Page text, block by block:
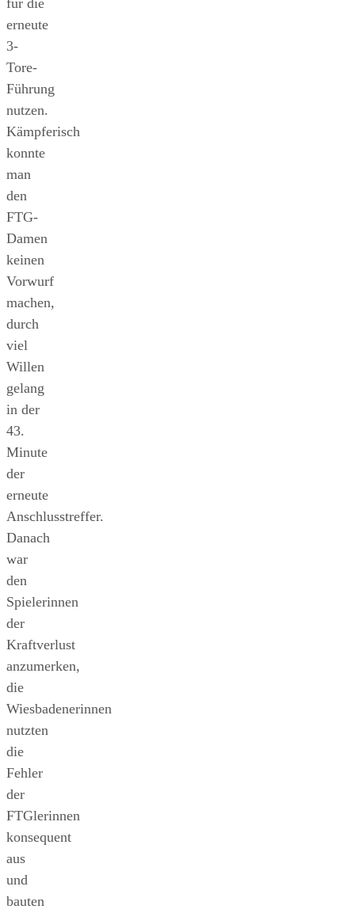
erneute
3-
Tore-
Führung
nutzen.
Kämpferisch
konnte
man
den
FTG-
Damen
keinen
Vorwurf
machen,
durch
viel
Willen
gelang
in der
43.
Minute
der
erneute
Anschlusstreffer.
Danach
war
den
Spielerinnen
der
Kraftverlust
anzumerken,
die
Wiesbadenerinnen
nutzten
die
Fehler
der
FTGlerinnen
konsequent
aus
und
bauten